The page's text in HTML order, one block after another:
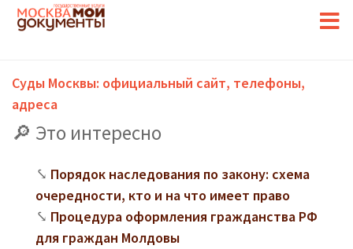
Суды Москвы: официальный сайт, телефоны,
адреса
Это интересно
Порядок наследования по закону: схема
очередности, кто и на что имеет право
Процедура оформления гражданства РФ
для граждан Молдовы